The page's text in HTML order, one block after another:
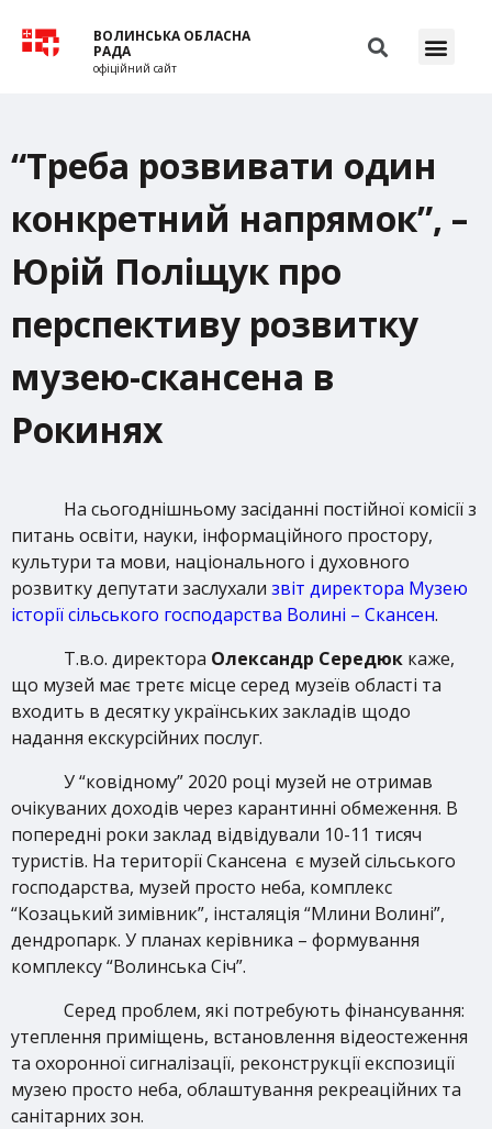
ВОЛИНСЬКА ОБЛАСНА
РАДА
офіційний сайт
“Треба розвивати один
конкретний напрямок”, –
Юрій Поліщук про
перспективу розвитку
музею-скансена в
Рокинях
На сьогоднішньому засіданні постійної комісії з
питань освіти, науки, інформаційного простору,
культури та мови, національного і духовного
розвитку депутати заслухали звіт директора Музею
історії сільського господарства Волині – Скансен.
Т.в.о. директора Олександр Середюк каже,
що музей має третє місце серед музеїв області та
входить в десятку українських закладів щодо
надання екскурсійних послуг.
У “ковідному” 2020 році музей не отримав
очікуваних доходів через карантинні обмеження. В
попередні роки заклад відвідували 10-11 тисяч
туристів. На території Скансена є музей сільського
господарства, музей просто неба, комплекс
“Козацький зимівник”, інсталяція “Млини Волині”,
дендропарк. У планах керівника – формування
комплексу “Волинська Січ”.
Серед проблем, які потребують фінансування:
утеплення приміщень, встановлення відеостеження
та охоронної сигналізації, реконструкції експозиції
музею просто неба, облаштування рекреаційних та
санітарних зон.